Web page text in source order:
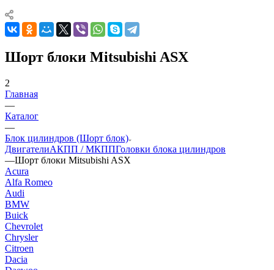
Шорт блоки Mitsubishi ASX
2
Главная
—
Каталог
—
Блок цилиндров (Шорт блок)
ДвигателиАКПП / МКППГоловки блока цилиндров
—Шорт блоки Mitsubishi ASX
Acura
Alfa Romeo
Audi
BMW
Buick
Chevrolet
Chrysler
Citroen
Dacia